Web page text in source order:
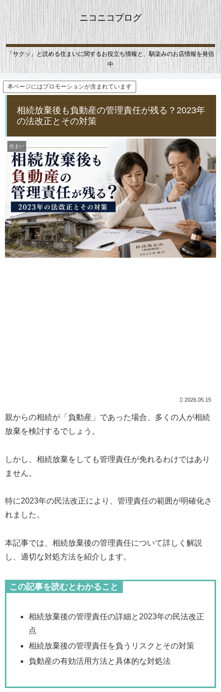
ニコニコブログ
「サクッ」と読める住まいに関するお役立ち情報と、馴染みのお店情報を発信
中
本ページにはプロモーションが含まれています
相続放棄後も負動産の管理責任が残る？2023年
の法改正とその対策
住まい
2026.05.15
親からの相続が「負動産」であった場合、多くの人が相続
放棄を検討するでしょう。
しかし、相続放棄をしても管理責任が免れるわけではあり
ません。
特に2023年の民法改正により、管理責任の範囲が明確化さ
れました。
本記事では、相続放棄後の管理責任について詳しく解説
し、適切な対処方法を紹介します。
この記事を読むとわかること
相続放棄後の管理責任の詳細と2023年の民法改正
点
相続放棄後の管理責任を負うリスクとその対策
負動産の有効活用方法と具体的な対処法